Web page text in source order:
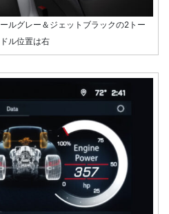
ルグレー＆ジェットブラックの2トー
ル位置は右